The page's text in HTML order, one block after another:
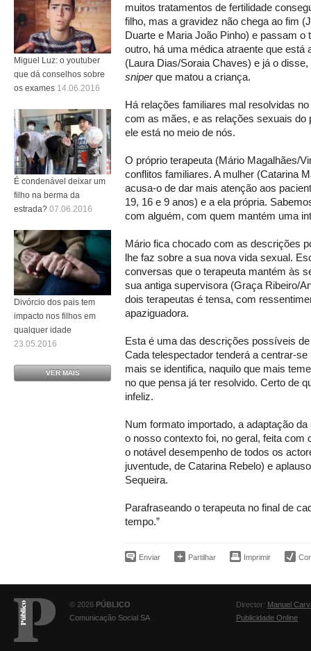
muitos tratamentos de fertilidade
filho, mas a gravidez não chega ao fim
Duarte e Maria João Pinho) e passam o
outro, há uma médica atraente que está
(Laura Dias/Soraia Chaves) e já o
sniperque matou a criança.
Há relações familiares mal resolvidas
com as mães, e as relações sexuais do
ele está no meio de nós.
O próprio terapeuta (Mário Magalhães/
conflitos familiares. A mulher (Catarina
acusa-o de dar mais atenção aos
19, 16 e 9 anos) e a ela própria.
com alguém, com quem mantém uma
Mário fica chocado com as descrições
lhe faz sobre a sua nova vida sexual.
conversas que o terapeuta mantém às
sua antiga supervisora (Graça Ribeiro/
dois terapeutas é tensa, com
apaziguadora.
Esta é uma das descrições possíveis
Cada telespectador tenderá a centrar-
mais se identifica, naquilo que mais
no que pensa já ter resolvido. Certo de
infeliz.
Num formato importado, a adaptação
o nosso contexto foi, no geral, feita com
o notável desempenho de todos os
juventude, de Catarina Rebelo) e
Sequeira.
Parafraseando o terapeuta no final de
tempo.”
Enviar Partilhar Imprimir
Miguel Luz: o youtuber
que dá conselhos sobre
os exames 14.06.2016
É condenável deixar um
filho na berma da
estrada? 07.06.2016
Divórcio dos pais tem
impacto nos filhos em
qualquer idade
23.05.2016
VER MAIS
© 2026 PÚBLICO
Comunicação Social SA
Director: Manuel
Publicidade Online